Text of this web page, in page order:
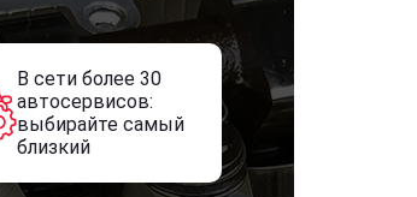
В сети более 30
автосервисов:
выбирайте самый
близкий